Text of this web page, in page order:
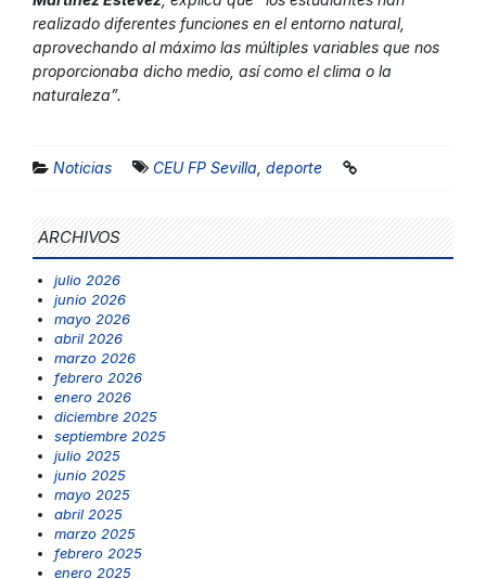
realizado diferentes funciones en el entorno natural,
aprovechando al máximo las múltiples variables que nos
proporcionaba dicho medio, así como el clima o la
naturaleza”.
Noticias CEU FP Sevilla deporte
ARCHIVOS
julio 2026
junio 2026
mayo 2026
abril 2026
marzo 2026
febrero 2026
enero 2026
diciembre 2025
septiembre 2025
julio 2025
junio 2025
mayo 2025
abril 2025
marzo 2025
febrero 2025
enero 2025